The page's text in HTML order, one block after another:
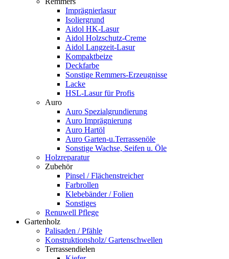
Imprägnierlasur
Isoliergrund
Aidol HK-Lasur
Aidol Holzschutz-Creme
Aidol Langzeit-Lasur
Kompaktbeize
Deckfarbe
Sonstige Remmers-Erzeugnisse
Lacke
HSL-Lasur für Profis
Auro
Auro Spezialgrundierung
Auro Imprägnierung
Auro Hartöl
Auro Garten-u.Terrassenöle
Sonstige Wachse, Seifen u. Öle
Holzreparatur
Zubehör
Pinsel / Flächenstreicher
Farbrollen
Klebebänder / Folien
Sonstiges
Renuwell Pflege
Gartenholz
Palisaden / Pfähle
Konstruktionsholz/ Gartenschwellen
Terrassendielen